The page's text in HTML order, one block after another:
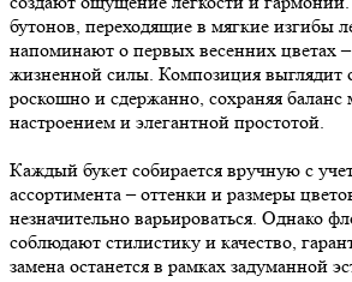
бутонов, переходящие в мягкие изгибы
напоминают о первых весенних цветах
жизненной силы. Композиция выглядит
роскошно и сдержанно, сохраняя
настроением и элегантной простотой.
Каждый букет собирается вручную с
ассортимента – оттенки и размеры
незначительно варьироваться. Однако
соблюдают стилистику и качество,
замена останется в рамках задуманной